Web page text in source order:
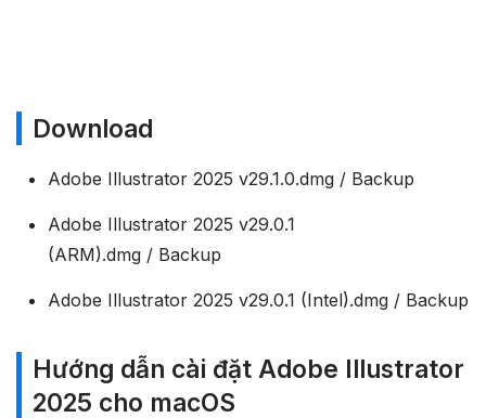
Download
Adobe Illustrator 2025 v29.1.0.dmg / Backup
Adobe Illustrator 2025 v29.0.1
(ARM).dmg / Backup
Adobe Illustrator 2025 v29.0.1 (Intel).dmg / Backup
Hướng dẫn cài đặt Adobe Illustrator
2025 cho macOS